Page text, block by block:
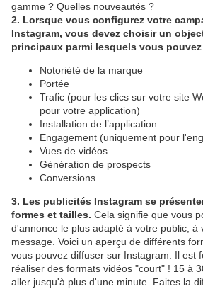
gamme ? Quelles nouveautés ?
2. Lorsque vous configurez votre
Instagram, vous devez choisir un
principaux parmi lesquels vous
Notoriété de la marque
Portée
Trafic (pour les clics sur votre site
pour votre application)
Installation de l’application
Engagement (uniquement pour
Vues de vidéos
Génération de prospects
Conversions
3. Les publicités Instagram se
formes et tailles. Cela signifie que vous
d'annonce le plus adapté à votre public, à
message. Voici un aperçu de différents
vous pouvez diffuser sur Instagram. Il est
réaliser des formats vidéos "court" ! 15 à
aller jusqu'à plus d'une minute. Faites la